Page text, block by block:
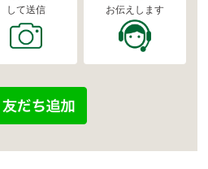
して送信
お伝えします